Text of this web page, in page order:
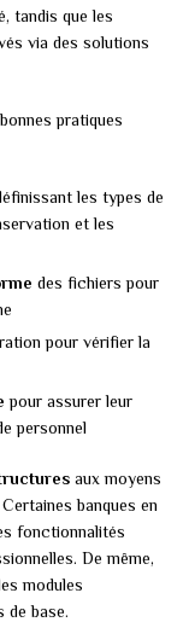
tandis que les
via des solutions
pratiques
les types de
et les
des fichiers pour
pour vérifier la
pour assurer leur
personnel
aux moyens
banques en
fonctionnalités
De même,
modules
de base.